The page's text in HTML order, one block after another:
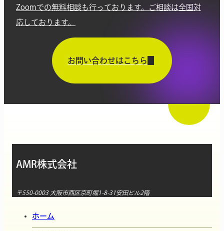
Zoomでの無料相談も行っております。ご相談は全国対
応しております。
お問い合わせはこちら
AMR株式会社
〒550-0003 大阪市西区京町堀1-8-31安田ビル2階
ホーム